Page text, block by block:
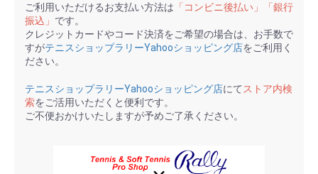
ご利用いただけるお支払い方法は 「コンビニ後払い」「銀行
振込」 です。
クレジットカードやコード決済をご希望の場合は、お手数で
すがテニスショップラリーYahooショッピング店をご利用く
ださい。
テニスショップラリーYahooショッピング店にて ストア内検
索をご活用いただくと便利です。
ご不便おかけいたしますが予めご了承ください。